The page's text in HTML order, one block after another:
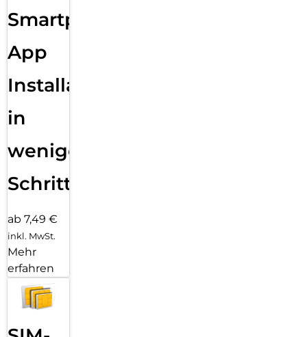
Smartphone
App
Installation
in
wenigen
Schritten
ab 7,49 €
inkl. MwSt.
Mehr
erfahren